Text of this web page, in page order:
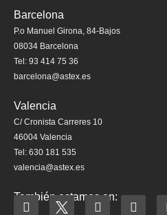
Barcelona
P.o Manuel Girona, 84-Bajos
08034 Barcelona
Tel: 93 414 75 36
barcelona@astex.es
Valencia
C/ Cronista Carreres 10
46004 Valencia
Tel: 630 181 535
valencia@astex.es
También estamos en: